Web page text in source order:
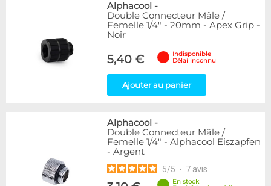
Alphacool -
Double Connecteur Mâle /
Femelle 1/4" - 20mm - Apex Grip -
Noir
5,40 €
Indisponible
Délai inconnu
Ajouter au panier
Alphacool -
Double Connecteur Mâle /
Femelle 1/4" - Alphacool Eiszapfen
- Argent
5/5 - 7 avis
En stock